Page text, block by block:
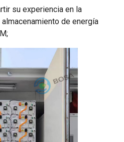
su experiencia en la
de energía